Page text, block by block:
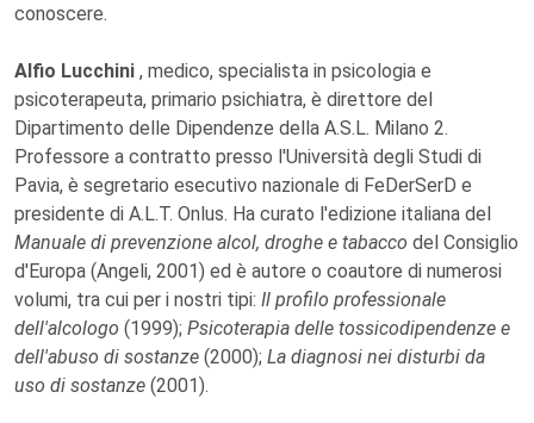
conoscere.
Alfio Lucchini , medico, specialista in psicologia e
psicoterapeuta, primario psichiatra, è direttore del
Dipartimento delle Dipendenze della A.S.L. Milano 2.
Professore a contratto presso l'Università degli Studi di
Pavia, è segretario esecutivo nazionale di FeDerSerD e
presidente di A.L.T. Onlus. Ha curato l'edizione italiana del
Manuale di prevenzione alcol, droghe e tabacco del Consiglio
d'Europa (Angeli, 2001) ed è autore o coautore di numerosi
volumi, tra cui per i nostri tipi: Il profilo professionale
dell'alcologo (1999); Psicoterapia delle tossicodipendenze e
dell'abuso di sostanze (2000); La diagnosi nei disturbi da
uso di sostanze (2001).